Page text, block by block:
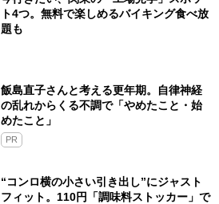
ト4つ。無料で楽しめるバイキング食べ放
題も
飯島直子さんと考える更年期。自律神経
の乱れからくる不調で「やめたこと・始
めたこと」
PR
“コンロ横の小さい引き出し”にジャスト
フィット。110円「調味料ストッカー」で